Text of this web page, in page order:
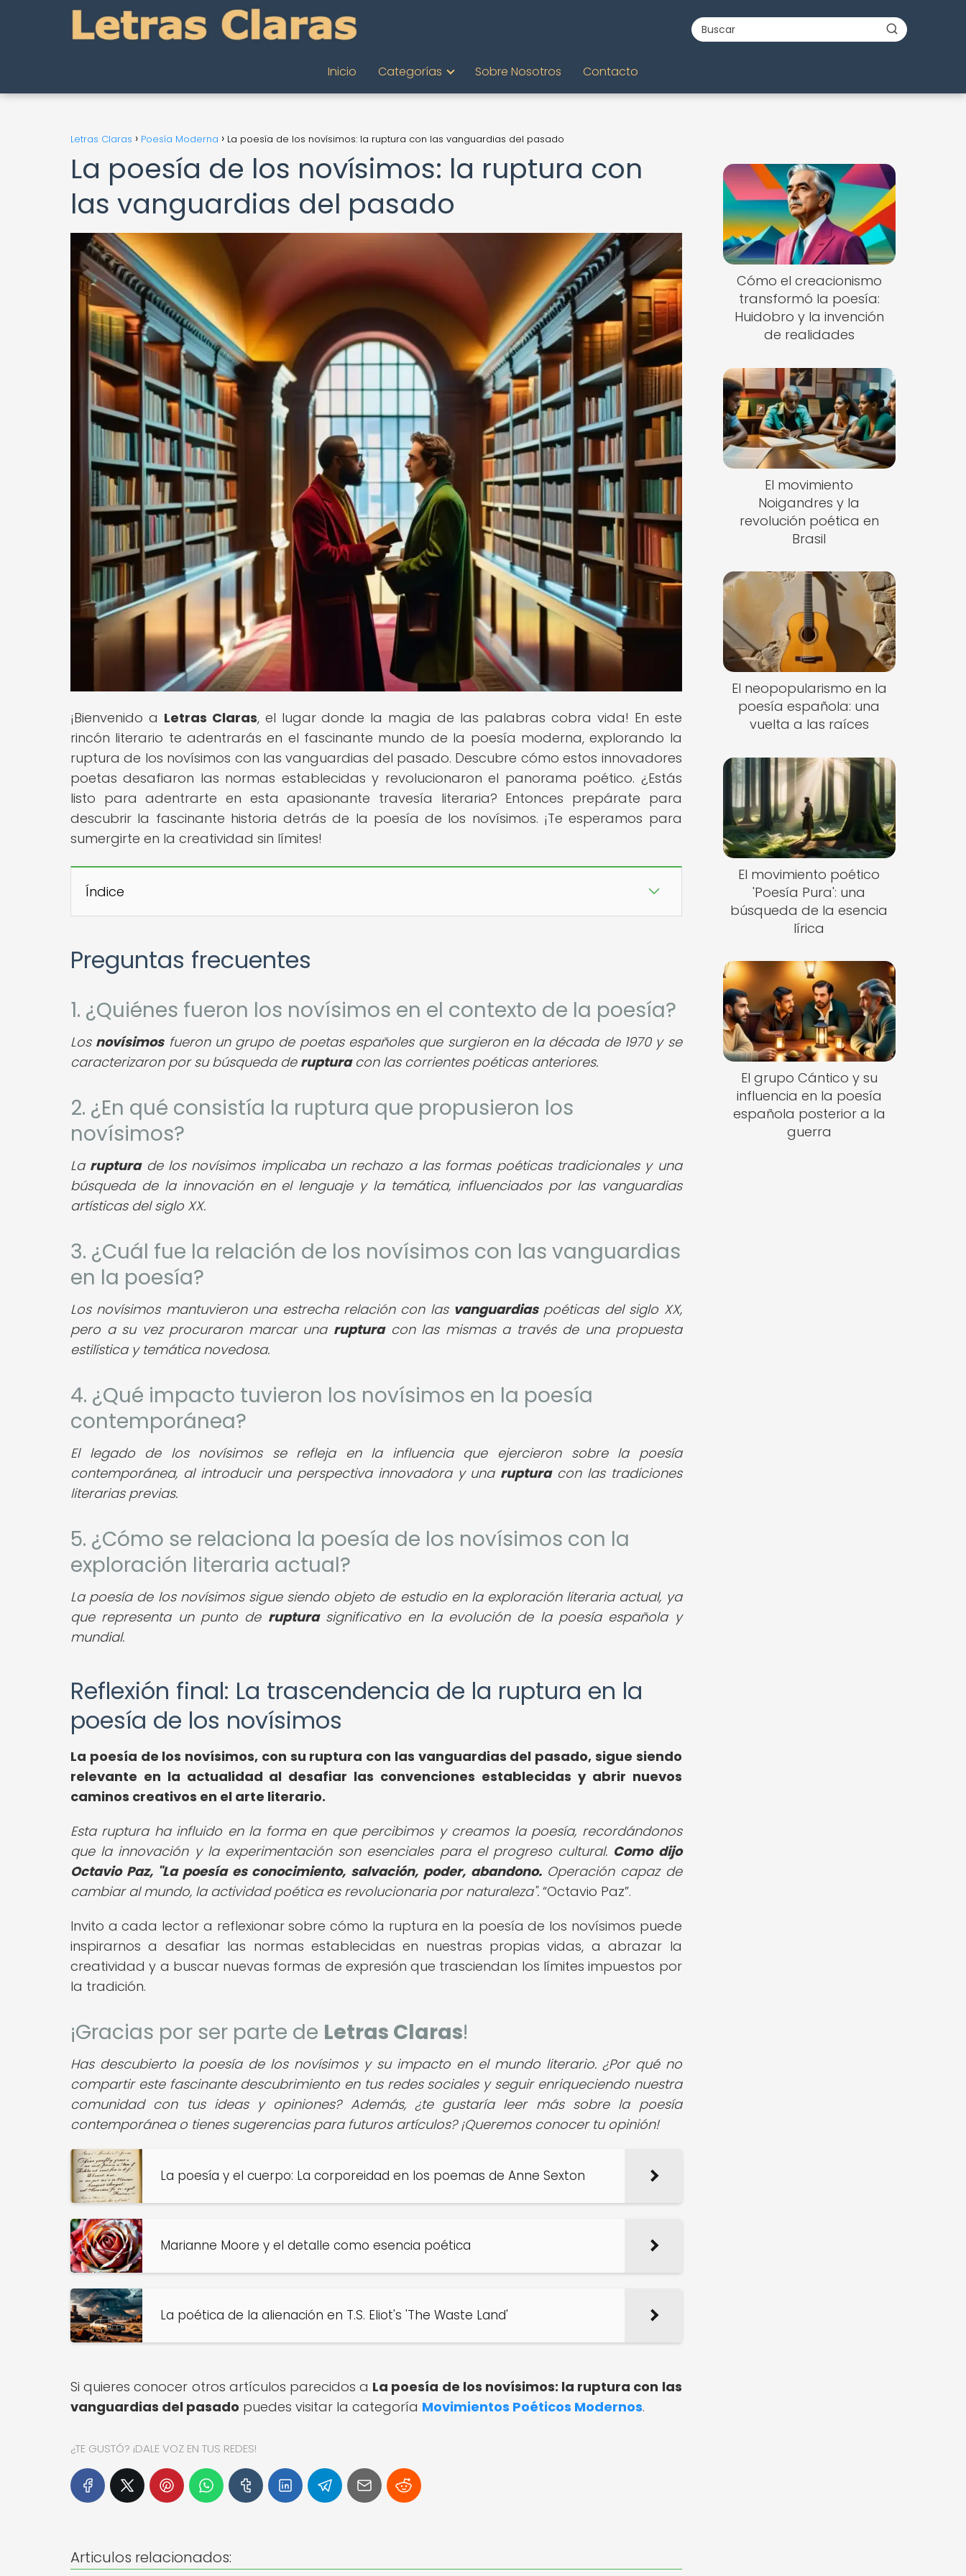
Inicio Categorías Sobre Nosotros Contacto
Letras Claras Poesía Moderna La poesía de los novísimos: la ruptura con las vanguardias del pasado
La poesía de los novísimos: la ruptura con
las vanguardias del pasado
¡Bienvenido a Letras Claras, el lugar donde la magia de las palabras cobra vida! En este
rincón literario te adentrarás en el fascinante mundo de la poesía moderna, explorando la
ruptura de los novísimos con las vanguardias del pasado. Descubre cómo estos innovadores
poetas desafiaron las normas establecidas y revolucionaron el panorama poético. ¿Estás
listo para adentrarte en esta apasionante travesía literaria? Entonces prepárate para
descubrir la fascinante historia detrás de la poesía de los novísimos. ¡Te esperamos para
sumergirte en la creatividad sin límites!
Índice
Preguntas frecuentes
1. ¿Quiénes fueron los novísimos en el contexto de la poesía?
Los novísimosfueron un grupo de poetas españoles que surgieron en la década de 1970 y se
caracterizaron por su búsqueda de rupturacon las corrientes poéticas anteriores.
2. ¿En qué consistía la ruptura que propusieron los
novísimos?
La rupturade los novísimos implicaba un rechazo a las formas poéticas tradicionales y una
búsqueda de la innovación en el lenguaje y la temática, influenciados por las vanguardias
artísticas del siglo XX.
3. ¿Cuál fue la relación de los novísimos con las vanguardias
en la poesía?
Los novísimos mantuvieron una estrecha relación con las vanguardiaspoéticas del siglo XX,
pero a su vez procuraron marcar una rupturacon las mismas a través de una propuesta
estilística y temática novedosa.
4. ¿Qué impacto tuvieron los novísimos en la poesía
contemporánea?
El legado de los novísimos se refleja en la influencia que ejercieron sobre la poesía
contemporánea, al introducir una perspectiva innovadora y una rupturacon las tradiciones
literarias previas.
5. ¿Cómo se relaciona la poesía de los novísimos con la
exploración literaria actual?
La poesía de los novísimos sigue siendo objeto de estudio en la exploración literaria actual, ya
que representa un punto de rupturasignificativo en la evolución de la poesía española y
mundial.
Reflexión final: La trascendencia de la ruptura en la
poesía de los novísimos
La poesía de los novísimos, con su ruptura con las vanguardias del pasado, sigue siendo
relevante en la actualidad al desafiar las convenciones establecidas y abrir nuevos
caminos creativos en el arte literario.
Esta ruptura ha influido en la forma en que percibimos y creamos la poesía, recordándonos
que la innovación y la experimentación son esenciales para el progreso cultural. Como dijo
Octavio Paz, "La poesía es conocimiento, salvación, poder, abandono.Operación capaz de
cambiar al mundo, la actividad poética es revolucionaria por naturaleza". Octavio Paz .
Invito a cada lector a reflexionar sobre cómo la ruptura en la poesía de los novísimos puede
inspirarnos a desafiar las normas establecidas en nuestras propias vidas, a abrazar la
creatividad y a buscar nuevas formas de expresión que trasciendan los límites impuestos por
la tradición.
¡Gracias por ser parte de Letras Claras!
Has descubierto la poesía de los novísimos y su impacto en el mundo literario. ¿Por qué no
compartir este fascinante descubrimiento en tus redes sociales y seguir enriqueciendo nuestra
comunidad con tus ideas y opiniones? Además, ¿te gustaría leer más sobre la poesía
contemporánea o tienes sugerencias para futuros artículos? ¡Queremos conocer tu opinión!
La poesía y el cuerpo: La corporeidad en los poemas de Anne Sexton
Marianne Moore y el detalle como esencia poética
La poética de la alienación en T.S. Eliot's 'The Waste Land'
Si quieres conocer otros artículos parecidos a La poesía de los novísimos: la ruptura con las
vanguardias del pasado puedes visitar la categoría Movimientos Poéticos Modernos.
¿TE GUSTÓ? ¡DALE VOZ EN TUS REDES!
Articulos relacionados:
Cómo el creacionismo
transformó la poesía:
Huidobro y la invención
de realidades
El movimiento
Noigandres y la
revolución poética en
Brasil
El neopopularismo en la
poesía española: una
vuelta a las raíces
El movimiento poético
'Poesía Pura': una
búsqueda de la esencia
lírica
El grupo Cántico y su
influencia en la poesía
española posterior a la
guerra